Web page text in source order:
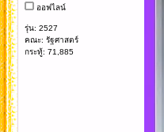
ออฟไลน์
รุ่น: 2527
คณะ: รัฐศาสตร์
กระทู้: 71,885